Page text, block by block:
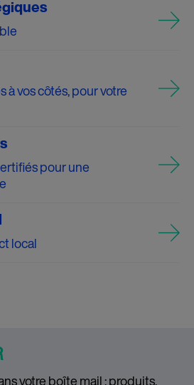
à vos côtés, pour votre
pour une
local
votre boîte mail : produits,